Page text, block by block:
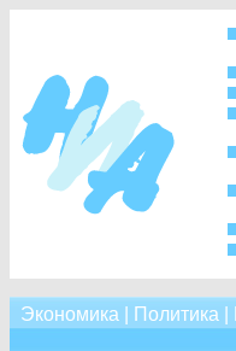
Экономика Политика